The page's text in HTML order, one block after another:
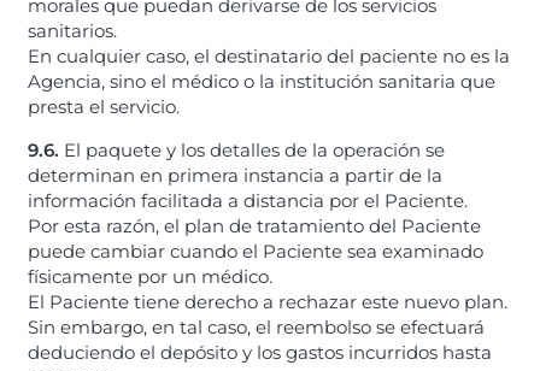
morales que puedan derivarse de los servicios
sanitarios.
En cualquier caso, el destinatario del paciente no es la
Agencia, sino el médico o la institución sanitaria que
presta el servicio.
9.6. El paquete y los detalles de la operación se
determinan en primera instancia a partir de la
información facilitada a distancia por el Paciente.
Por esta razón, el plan de tratamiento del Paciente
puede cambiar cuando el Paciente sea examinado
físicamente por un médico.
El Paciente tiene derecho a rechazar este nuevo plan.
Sin embargo, en tal caso, el reembolso se efectuará
deduciendo el depósito y los gastos incurridos hasta